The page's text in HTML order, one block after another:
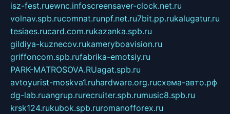
isz-fest.ruewnc.infoscreensaver-clock.net.ru
volnav.spb.rucomnat.runpf.net.ru7bit.pp.rukalugatur.ru
tesiaes.rucard.com.rukazanka.spb.ru
gildiya-kuznecov.rukameryboavision.ru
griffoncom.spb.rufabrika-emotsiy.ru
PARK-MATROSOVA.RUagat.spb.ru
avtoyurist-moskva1.ruhardware.org.ruсхема-авто.рф
dg-lab.ruangrup.rurecruiter.spb.rumusic8.spb.ru
krsk124.rukubok.spb.ruromanofforex.ru